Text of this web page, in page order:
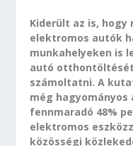
Kiderült az is, hogy
elektromos autók
munkahelyeken is
autó
számoltatni. A
még
fennmaradó 48%
elektromos
közösségi